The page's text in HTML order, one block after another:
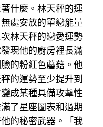
什麼。林天秤的運
處安放的單戀能量
林天秤的戀愛運勢
現他的廚房裡長滿
的粉紅色蘑菇。他
的運勢至少提升到
成某種具備攻擊性
了星座圖表和過期
的秘密武器。「我